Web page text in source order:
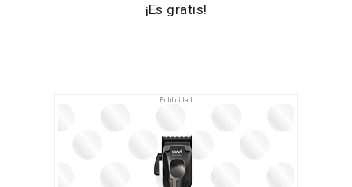
¡Es gratis!